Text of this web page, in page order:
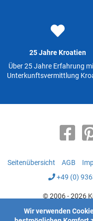
25 Jahre Kroatien
Über 25 Jahre Erfahrung
Unterkunftsvermittlung
Seitenübersicht AGB
+49 (0)
© 2006 - 2026
Wir verwenden